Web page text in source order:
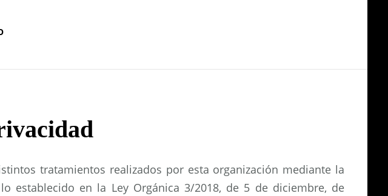
tratamientos realizados por esta organización mediante la
establecido en la Ley Orgánica 3/2018, de 5 de diciembre, de